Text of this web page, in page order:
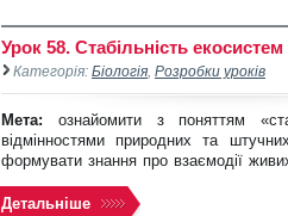
Урок 58. Стабільність
Категорія: Біологія Розробки уроків
Мета: ознайомити з поняттям
відмінностями природних та
формувати знання про взаємодії
Детальніше